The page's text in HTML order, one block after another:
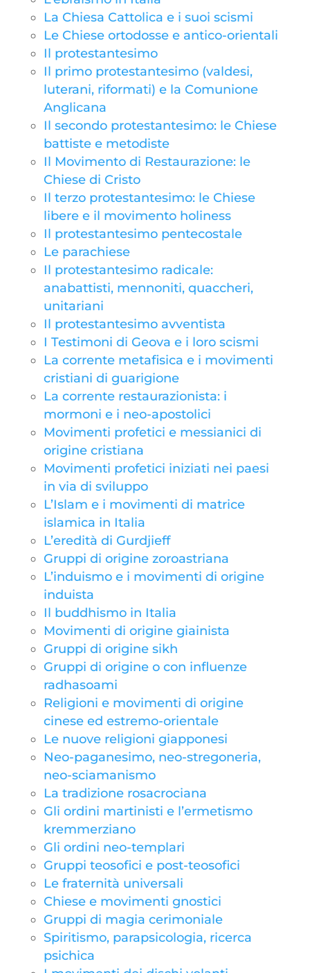
La Chiesa Cattolica e i suoi scismi
Le Chiese ortodosse e antico-orientali
Il protestantesimo
Il primo protestantesimo (valdesi,
luterani, riformati) e la Comunione
Anglicana
Il secondo protestantesimo: le Chiese
battiste e metodiste
Il Movimento di Restaurazione: le
Chiese di Cristo
Il terzo protestantesimo: le Chiese
libere e il movimento holiness
Il protestantesimo pentecostale
Le parachiese
Il protestantesimo radicale:
anabattisti, mennoniti, quaccheri,
unitariani
Il protestantesimo avventista
I Testimoni di Geova e i loro scismi
La corrente metafisica e i movimenti
cristiani di guarigione
La corrente restaurazionista: i
mormoni e i neo-apostolici
Movimenti profetici e messianici di
origine cristiana
Movimenti profetici iniziati nei paesi
in via di sviluppo
L’Islam e i movimenti di matrice
islamica in Italia
L’eredità di Gurdjieff
Gruppi di origine zoroastriana
L’induismo e i movimenti di origine
induista
Il buddhismo in Italia
Movimenti di origine giainista
Gruppi di origine sikh
Gruppi di origine o con influenze
radhasoami
Religioni e movimenti di origine
cinese ed estremo-orientale
Le nuove religioni giapponesi
Neo-paganesimo, neo-stregoneria,
neo-sciamanismo
La tradizione rosacrociana
Gli ordini martinisti e l’ermetismo
kremmerziano
Gli ordini neo-templari
Gruppi teosofici e post-teosofici
Le fraternità universali
Chiese e movimenti gnostici
Gruppi di magia cerimoniale
Spiritismo, parapsicologia, ricerca
psichica